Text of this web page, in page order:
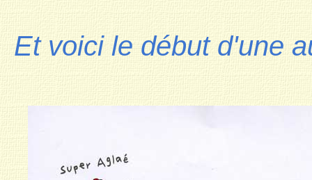
Et voici le début d'une